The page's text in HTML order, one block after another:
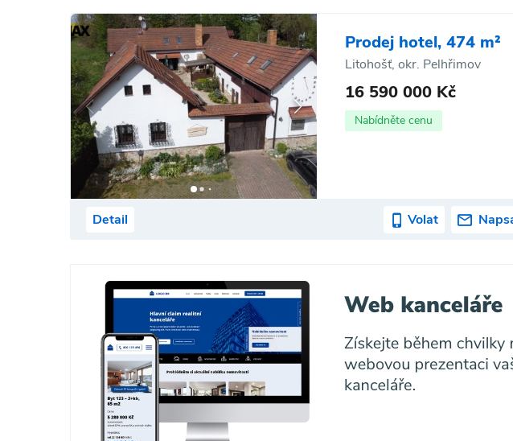
Prodej hotel, 474 m²
Litohošť, okr. Pelhřimov
16 590 000 Kč
Nabídněte cenu
Detail Volat